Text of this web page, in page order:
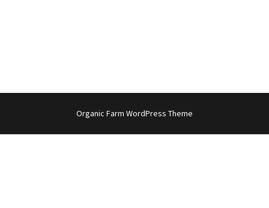
Organic Farm WordPress Theme